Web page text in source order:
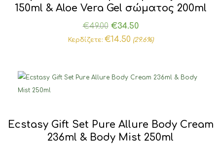
150ml & Aloe Vera Gel σώματος 200ml
€49.00 Original
price
€34.50Η
τρέχουσα
€34.50.
Κερδίζετε: €14.50 (29.6%)
Ecstasy Gift Set Pure Allure Body Cream
236ml & Body Mist 250ml